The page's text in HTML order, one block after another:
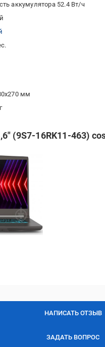
аккумулятора 52.4 Вт/ч
мм
(9S7-16RK11-463)
НАПИСАТЬ ОТЗЫВ
ЗАДАТЬ ВОПРОС